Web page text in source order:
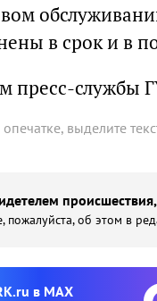
в срок и в
пресс-службы
выделите
пожалуйста, об этом в
в MAX